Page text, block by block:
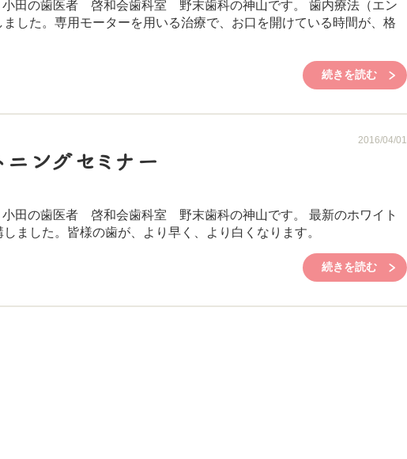
田の歯医者 啓和会歯科室 野末歯科の神山です。 歯内療法（エン
ました。専用モーターを用いる治療で、お口を開けている時間が、格
続きを読む
2016/04/01
ングセミナー
田の歯医者 啓和会歯科室 野末歯科の神山です。 最新のホワイト
ました。皆様の歯が、より早く、より白くなります。
続きを読む